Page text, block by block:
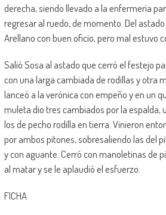
derecha, siendo llevado a la enfermería
regresar al ruedo, de momento. Del
Arellano con buen oficio, pero mal estuvo
Salió Sosa al astado que cerró el festejo
con una larga cambiada de rodillas y otra
lanceó a la verónica con empeño y en un
muleta dio tres cambiados por la espalda,
los de pecho rodilla en tierra. Vinieron
por ambos pitones, sobresaliendo las del
y con aguante. Cerró con manoletinas de
al matar y se le aplaudió el esfuerzo.
FICHA